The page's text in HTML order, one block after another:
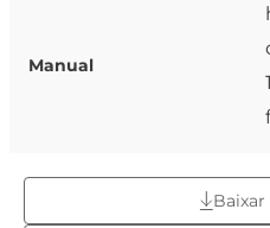
Manual
f